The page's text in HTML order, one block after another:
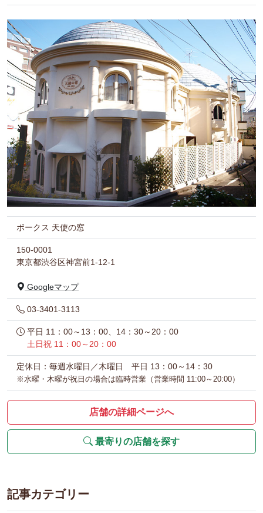
ボークス 天使の窓
150-0001
東京都渋谷区神宮前1-12-1
Googleマップ
03-3401-3113
平日 11：00～13：00、14：30～20：00
土日祝 11：00～20：00
定休日：毎週水曜日／木曜日 平日 13：00～14：30
※水曜・木曜が祝日の場合は臨時営業（営業時間 11:00～20:00）
店舗の詳細ページへ
最寄りの店舗を探す
記事カテゴリー